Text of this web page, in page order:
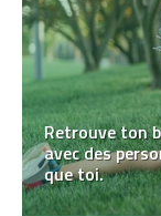
Retrouve ton
avec des
que toi.